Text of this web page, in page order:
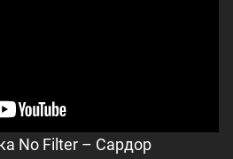
No Filter – Сардор